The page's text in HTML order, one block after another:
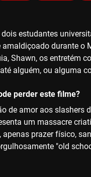
dois estudantes
durante o
Shawn, os entretém
até alguém, ou alguma
perder este filme?
de amor aos slashers
um massacre
apenas prazer físico,
"old